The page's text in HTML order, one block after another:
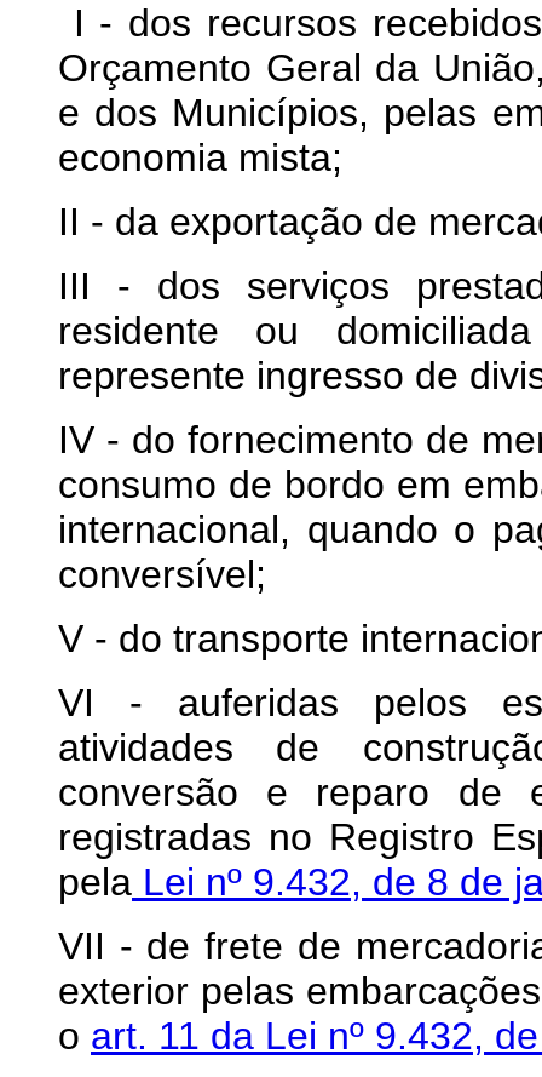
I - dos recursos
Orçamento Geral da
e dos Municípios, pelas
economia mista;
II - da exportação de
III - dos serviços
residente ou
represente ingresso de
IV - do fornecimento de
consumo de bordo em
internacional, quando o
conversível;
V - do transporte
VI - auferidas pelos
atividades de
conversão e reparo de
registradas no Registro
pela Lei nº 9.432, de 8 de
VII - de frete de
exterior pelas
o art. 11 da Lei nº 9.432,